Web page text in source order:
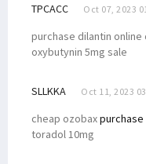
TPCACC Oct 07, 2023
purchase dilantin online
oxybutynin 5mg sale
SLLKKA Oct 11, 2023
cheap ozobax
toradol 10mg